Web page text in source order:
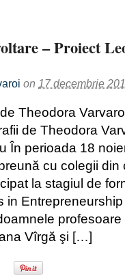
– Proiect
on 17 decembrie
Theodora
de Theodora
În perioada 18
cu colegii din
la stagiul de
in
profesoare
Vîrgă şi […]